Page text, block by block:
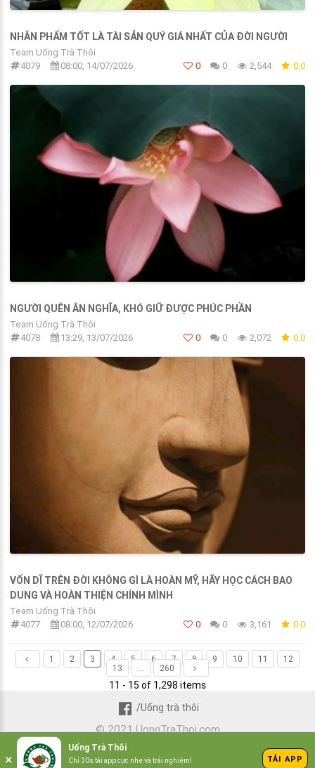
NHÂN PHẨM TỐT LÀ TÀI SẢN QUÝ GIÁ NHẤT CỦA ĐỜI NGƯỜI
Team Uống Trà Thôi
4079
08:00, 14/07/2026 0 0 2,544 0.0
NGƯỜI QUÊN ÂN NGHĨA, KHÓ GIỮ ĐƯỢC PHÚC PHẦN
Team Uống Trà Thôi
4078
13:29, 13/07/2026 0 0 2,072 0.0
VỐN DĨ TRÊN ĐỜI KHÔNG GÌ LÀ HOÀN MỸ, HÃY HỌC CÁCH BAO
DUNG VÀ HOÀN THIỆN CHÍNH MÌNH
Team Uống Trà Thôi
4077
08:00, 12/07/2026 0 0 3,161 0.0
1 2 3 4 5 6 7 8 9 10 11
12
13
260
11 - 15 of 1,298 items
/Uống trà thôi
© 2021 UongTraThoi.com
TẢI APP
×
Uống Trà Thôi
Chỉ 30s tải app cực nhẹ và trải nghiệm!